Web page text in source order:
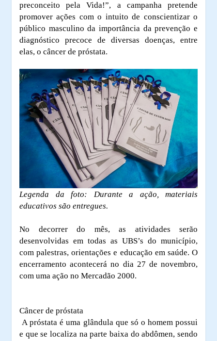
preconceito pela Vida!”, a campanha pretende
promover ações com o intuito de conscientizar o
público masculino da importância da prevenção e
diagnóstico precoce de diversas doenças, entre
elas, o câncer de próstata.
Legenda da foto: Durante a ação, materiais
educativos são entregues.
No decorrer do mês, as atividades serão
desenvolvidas em todas as UBS’s do município,
com palestras, orientações e educação em saúde. O
encerramento acontecerá no dia 27 de novembro,
com uma ação no Mercadão 2000.
Câncer de próstata
A próstata é uma glândula que só o homem possui
e que se localiza na parte baixa do abdômen, sendo